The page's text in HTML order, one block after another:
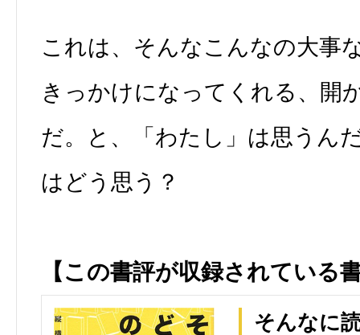
これは、そんなこんなの大事
きっかけになってくれる、開
だ。と、「わたし」は思うん
はどう思う？
【この書評が収録されている
そんなに